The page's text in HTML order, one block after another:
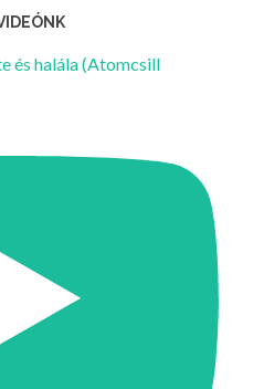
és halála (Atomcsill